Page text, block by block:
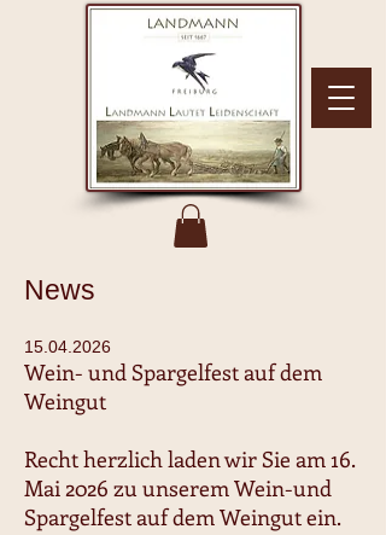
News
15.04.2026
Wein- und Spargelfest auf dem
Weingut
Recht herzlich laden wir Sie am 16.
Mai 2026 zu unserem Wein-und
Spargelfest auf dem Weingut ein.